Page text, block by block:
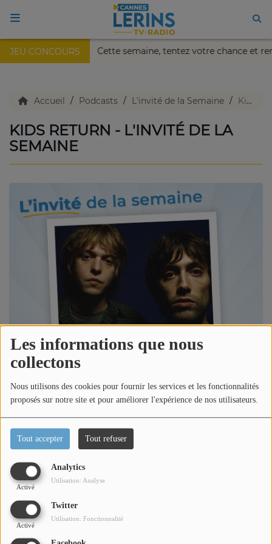
Les informations que nous
collectons
Nous utilisons des cookies pour fournir les services et les fonctionnalités
proposés sur notre site et pour améliorer l'expérience de nos utilisateurs.
Tout accepter Tout refuser
Analytics
Activé
Utilisation: Analyse
Twitter
Activé
Utilisation: Fonctionnalité
JEU CONCOURS
Nikaïa de Nice ! Cette semaine, tentez votre chance
TV en direct
Replay TV
Emissions Radio
Emissions TV
Titres diffusés
Diffusions
Podcasts
Jeu concours
Contactez-nous
Se connecter
Accueil Podcasts L'invité de la Semaine Kids Return - L'invité de la semaine
KIDS RETURN - L'INVITÉ DE LA
SEMAINE
Écouter le podcast
Dans l'émission l'invité de la semaine, Loric reçoit le